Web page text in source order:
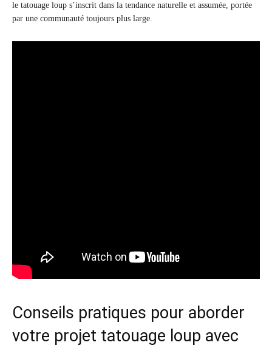
le tatouage loup s’inscrit dans la tendance naturelle et assumée, portée
par une communauté toujours plus large.
Conseils pratiques pour aborder
votre projet tatouage loup avec